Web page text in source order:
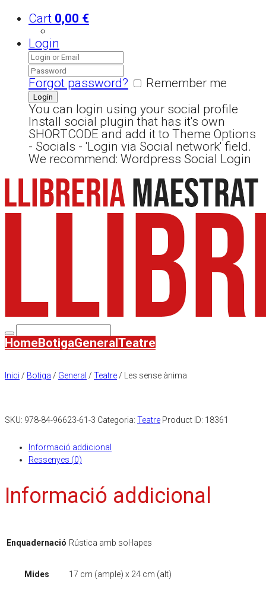
Cart 0,00 €
Login
Forgot password?
Remember me
You can login using your social profile
Install social plugin that has it's own
SHORTCODE and add it to Theme Options
- Socials - 'Login via Social network' field.
We recommend: Wordpress Social Login
HomeBotigaGeneralTeatre
Inici / Botiga / General / Teatre / Les sense ànima
SKU: 978-84-96623-61-3 Categoria: Teatre Product ID: 18361
Informació addicional
Ressenyes (0)
Informació addicional
Enquadernació Rústica amb sol·lapes
Mides 17 cm (ample) x 24 cm (alt)